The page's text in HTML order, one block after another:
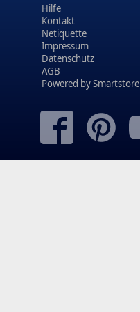
Hilfe
Kontakt
Netiquette
Impressum
Datenschutz
AGB
Powered bySmartstore